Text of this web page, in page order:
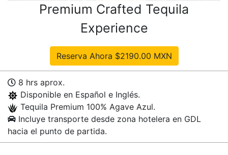
Premium Crafted Tequila
Experience
8 hrs aprox.
Disponible en Español e Inglés.
Tequila Premium 100% Agave Azul.
Incluye transporte desde zona hotelera en GDL
hacia el punto de partida.